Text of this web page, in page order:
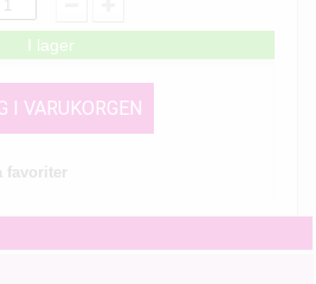
I lager
I VARUKORGEN
favoriter